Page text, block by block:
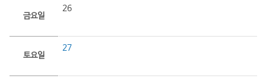
금요일
26
토요일
27